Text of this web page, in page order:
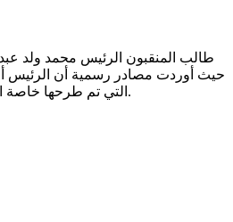
طالب المنقبون الرئيس محمد ولد عبد
حيث أوردت مصادر رسمية أن الرئيس
التي تم طرحها خاصة المتعلقة بتوفير المياه والنقل.